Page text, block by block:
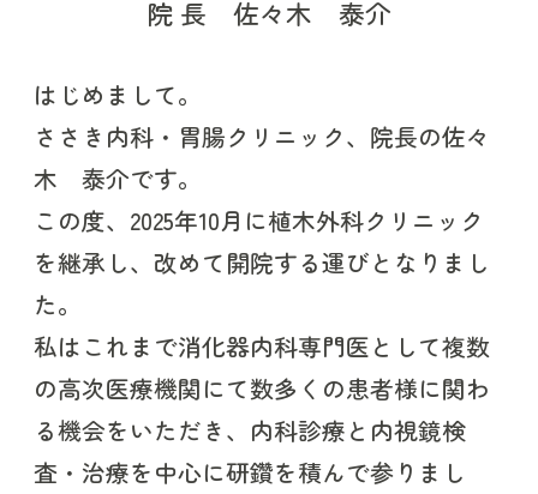
院 長 佐々木 泰介
はじめまして。
ささき内科・胃腸クリニック、院長の佐々
木 泰介です。
この度、2025年10月に植木外科クリニック
を継承し、改めて開院する運びとなりまし
た。
私はこれまで消化器内科専門医として複数
の高次医療機関にて数多くの患者様に関わ
る機会をいただき、内科診療と内視鏡検
査・治療を中心に研鑽を積んで参りまし